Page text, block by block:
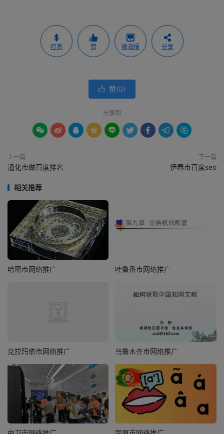
打赏 赞 微海报 分享
 赞(0)
分享到
        
上一篇
通化市做百度排名
下一篇
伊春市百度seo
相关推荐
哈密市网络推广 吐鲁番市网络推广
克拉玛依市网络推广 乌鲁木齐市网络推广